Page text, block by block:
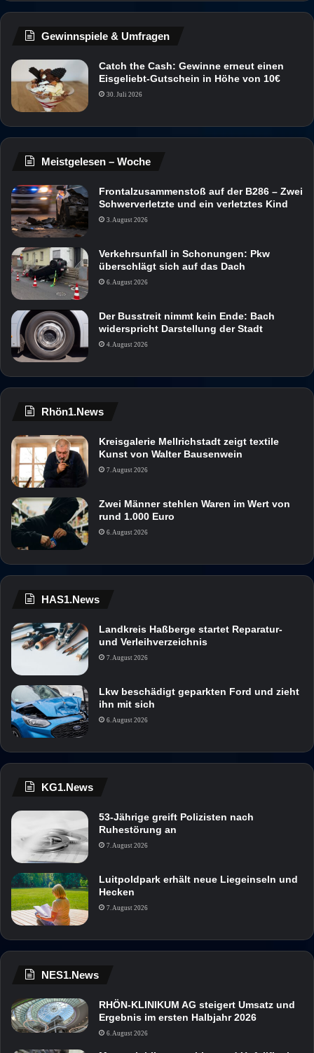
Gewinnspiele & Umfragen
Catch the Cash: Gewinne erneut einen
Eisgeliebt-Gutschein in Höhe von 10€
30. Juli 2026
Meistgelesen – Woche
Frontalzusammenstoß auf der B286 – Zwei
Schwerverletzte und ein verletztes Kind
3. August 2026
Verkehrsunfall in Schonungen: Pkw
überschlägt sich auf das Dach
6. August 2026
Der Busstreit nimmt kein Ende: Bach
widerspricht Darstellung der Stadt
4. August 2026
Rhön1.News
Kreisgalerie Mellrichstadt zeigt textile
Kunst von Walter Bausenwein
7. August 2026
Zwei Männer stehlen Waren im Wert von
rund 1.000 Euro
6. August 2026
HAS1.News
Landkreis Haßberge startet Reparatur-
und Verleihverzeichnis
7. August 2026
Lkw beschädigt geparkten Ford und zieht
ihn mit sich
6. August 2026
KG1.News
53-Jährige greift Polizisten nach
Ruhestörung an
7. August 2026
Luitpoldpark erhält neue Liegeinseln und
Hecken
7. August 2026
NES1.News
RHÖN-KLINIKUM AG steigert Umsatz und
Ergebnis im ersten Halbjahr 2026
6. August 2026